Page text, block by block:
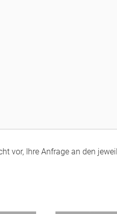
vor, Ihre Anfrage an den